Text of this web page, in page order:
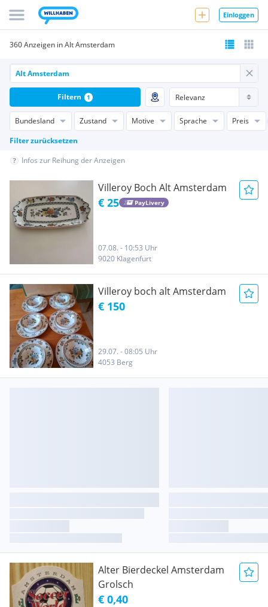
Einloggen
360 Anzeigen in Alt Amsterdam
Bundesland Zustand Motive Sprache
Preis
Filter zurücksetzen
Filtern 1
Infos zur Reihung der Anzeigen
Villeroy Boch Alt Amsterdam
€ 25 PayLivery
07.08. - 10:53 Uhr
9020 Klagenfurt
Villeroy boch alt Amsterdam
€ 150
29.07. - 08:05 Uhr
4053 Berg
Alter Bierdeckel Amsterdam
Grolsch
€ 0,40